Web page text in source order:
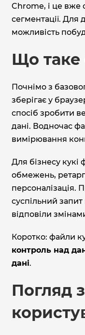
Chrome, і це вже
сегментації. Для
можливість
Що таке
Почнімо з
зберігає у
спосіб зробити
дані. Водночас
вимірювання
Для бізнесу кукі
обмежень,
персоналізація.
суспільний запит
відповіли
Коротко: файли
контроль над
дані.
Погляд